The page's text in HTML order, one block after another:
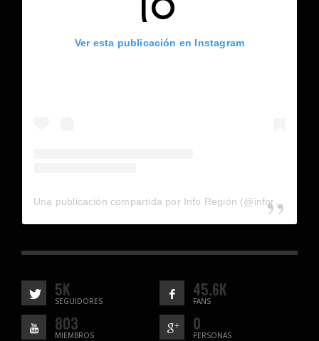
Ver esta publicación en Instagram
5K
SEGUIDORES
45.6K
FANS
803
MIEMBROS
0
PERSONAS